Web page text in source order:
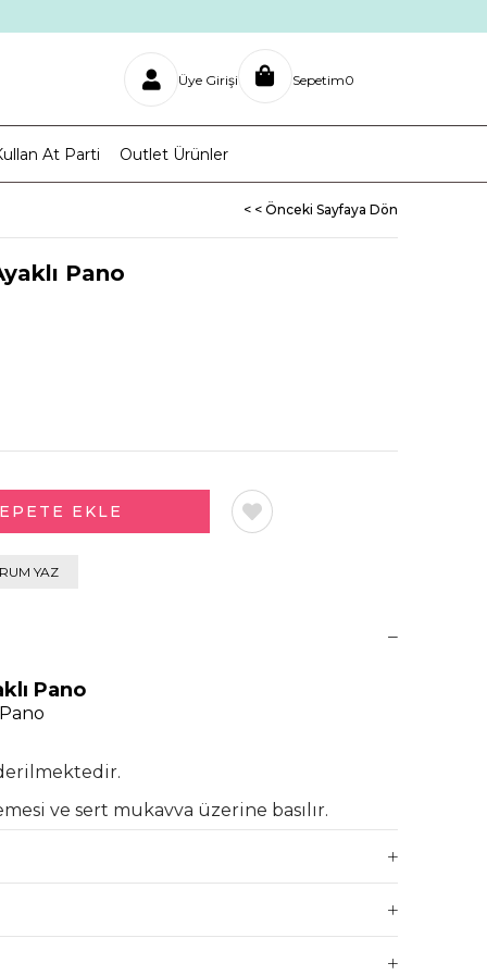
Üye Girişi Sepetim0
At Parti Outlet Ürünler
< < Önceki Sayfaya Dön
Pano
YAZ
Pano
ve sert mukavva üzerine basılır.
60 cm olup dikey boyutu 98 cm
ayakları mevcuttur.
teslim etmekteyiz